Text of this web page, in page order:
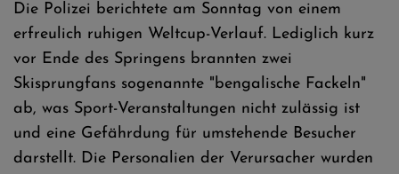
Die Polizei berichtete am Sonntag von einem
erfreulich ruhigen Weltcup-Verlauf. Lediglich kurz
vor Ende des Springens brannten zwei
Skisprungfans sogenannte "bengalische Fackeln"
ab, was Sport-Veranstaltungen nicht zulässig ist
und eine Gefährdung für umstehende Besucher
darstellt. Die Personalien der Verursacher wurden